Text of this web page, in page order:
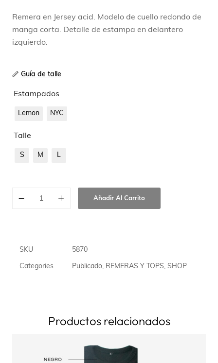
Remera en Jersey acid. Modelo de cuello redondo de
manga corta. Detalle de estampa en delantero
izquierdo.
Guía de talle
Estampados
Lemon NYC
Talle
S M L
Añadir Al Carrito
SKU 5870
Categories Publicado, REMERAS Y TOPS, SHOP
Productos relacionados